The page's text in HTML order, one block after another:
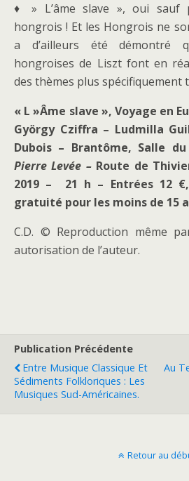
♦ » L’âme slave », oui sauf
hongrois ! Et les Hongrois ne
a d’ailleurs été démontré
hongroises de Liszt font en
des thèmes plus spécifiquement
« L »Âme slave », Voyage en
György Cziffra – Ludmilla
Dubois – Brantôme, Salle
Pierre Levée – Route de
2019 – 21 h – Entrées 12
gratuité pour les moins de 15
C.D. © Reproduction même
autorisation de l’auteur.
Publication Précédente
Entre Musique Classique Et
Sédiments Folkloriques : Les
Musiques Sud-Américaines.
Au
Retour au